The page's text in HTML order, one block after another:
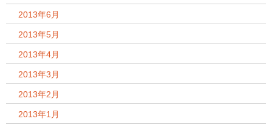
2013年6月
2013年5月
2013年4月
2013年3月
2013年2月
2013年1月